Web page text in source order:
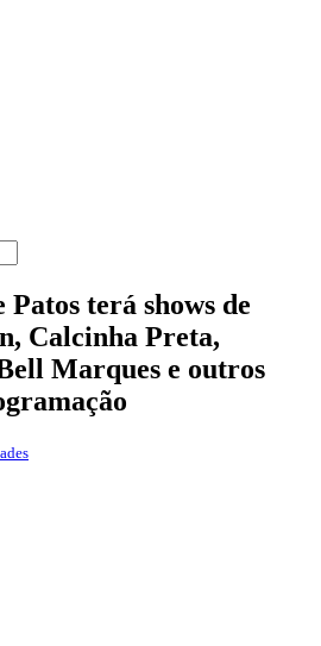
Patos terá shows de
Calcinha Preta,
Marques e outros